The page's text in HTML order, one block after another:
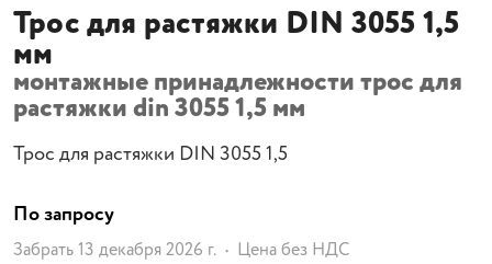
Трос для растяжки DIN 3055 1,5
мм
монтажные принадлежности трос для
растяжки din 3055 1,5 мм
Трос для растяжки DIN 3055 1,5
По запросу
Забрать 13 декабря 2026 г. Цена без НДС